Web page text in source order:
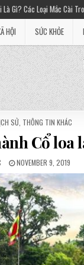
Niềng Răng –
HỘI SỨC KHỎE
SỬ THÔNG TIN KHÁC
Cổ loa
NOVEMBER 9, 2019